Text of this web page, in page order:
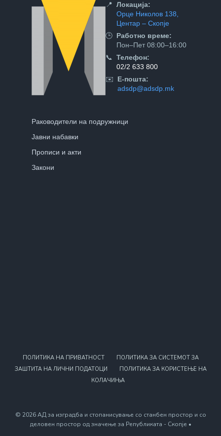
📍 Локација:
Орце Николов 138,
Центар – Скопје
🕒 Работно време:
Пон–Пет 08:00–16:00
📞 Телефон:
02/2 633 800
✉️
Е-пошта:
adsdp@adsdp.mk
Раководители на подружници
Јавни набавки
Прописи и акти
Закони
ПОЛИТИКА НА ПРИВАТНОСТ
ПОЛИТИКА ЗА СИСТЕМОТ ЗА
ЗАШТИТА НА ЛИЧНИ ПОДАТОЦИ
ПОЛИТИКА ЗА КОРИСТЕЊЕ НА
КОЛАЧИЊА
© 2026 АД за изградба и стопанисување со станбен простор и со
деловен простор од значење за Републиката - Скопје •